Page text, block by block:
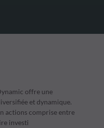
offre une
et dynamique.
actions comprise entre
investi